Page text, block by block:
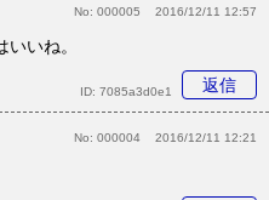
No: 000005 2016/12/11 12:57
いね。
返信
ID: 7085a3d0e1
No: 000004 2016/12/11 12:21